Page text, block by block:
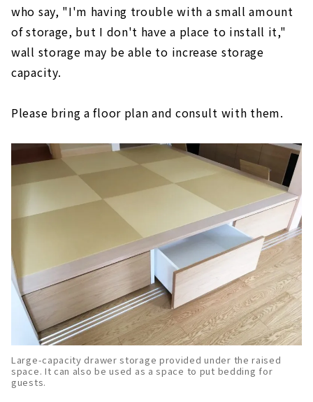
who say, "I'm having trouble with a small amount
of storage, but I don't have a place to install it,"
wall storage may be able to increase storage
capacity.
Please bring a floor plan and consult with them.
Large-capacity drawer storage provided under the raised
space. It can also be used as a space to put bedding for
guests.